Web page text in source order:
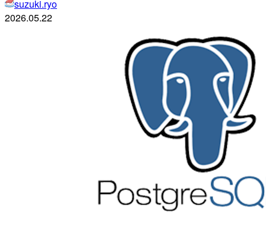
suzuki.ryo
2026.05.22